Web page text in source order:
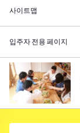
사이트맵
입주자 전용 페이지